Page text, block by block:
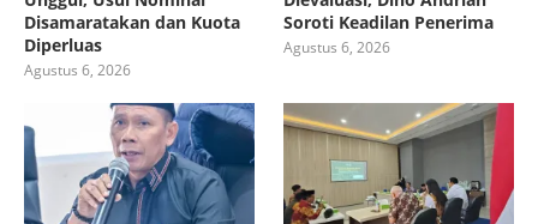
Disamaratakan dan Kuota
Diperluas
Agustus 6, 2026
Soroti Keadilan Penerima
Agustus 6, 2026